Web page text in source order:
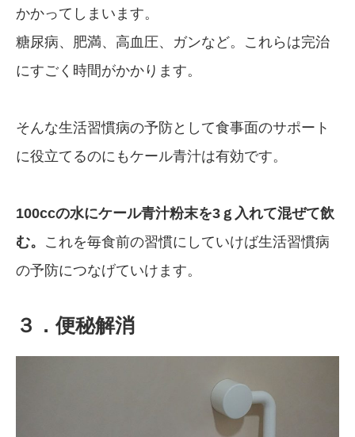
かかってしまいます。
糖尿病、肥満、高血圧、ガンなど。これらは完治
にすごく時間がかかります。
そんな生活習慣病の予防として食事面のサポート
に役立てるのにもケール青汁は有効です。
100ccの水にケール青汁粉末を3ｇ入れて混ぜて飲
む。 これを毎食前の習慣にしていけば生活習慣病
の予防につなげていけます。
３．便秘解消